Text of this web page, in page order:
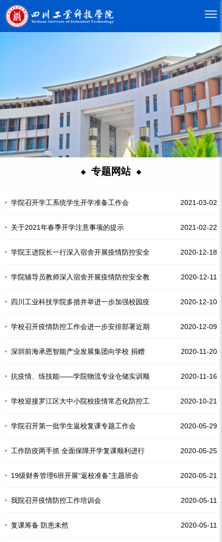
专题网站
学院召开学工系统学生开学准备工作会 2021-03-02
关于2021年春季开学注意事项的提示 2021-02-22
学院王进院长一行深入宿舍开展疫情防控安全
教育
2020-12-18
学院辅导员教师深入宿舍开展疫情防控安全教
育指导
2020-12-11
四川工业科技学院多措并举进一步加强校园疫
情防控
2020-12-10
学校召开疫情防控工作会进一步安排部署近期
疫情防控工作
2020-12-09
深圳前海承恩智能产业发展集团向学校 捐赠
两万只口罩
2020-11-20
抗疫情、练技能——学院物流专业仓储实训顺
利开展
2020-11-16
学校迎接罗江区大中小院校疫情常态化防控工
作督查
2020-10-21
学院召开第一批学生返校复课专题工作会 2020-05-29
工作防疫两手抓 全面保障开学复课顺利进行 2020-05-25
19级财务管理6班开展“返校准备”主题班会 2020-05-21
我院召开疫情防控工作培训会 2020-05-11
复课筹备 防患未然 2020-05-11